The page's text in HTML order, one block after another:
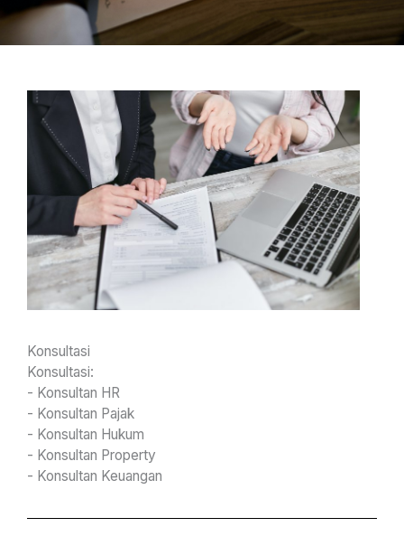
Konsultasi
Konsultasi:
- Konsultan HR
- Konsultan Pajak
- Konsultan Hukum
- Konsultan Property
- Konsultan Keuangan